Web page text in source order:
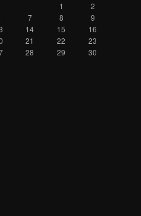
1
2
7 8
9
14 15
16
21 22
23
28 29
30